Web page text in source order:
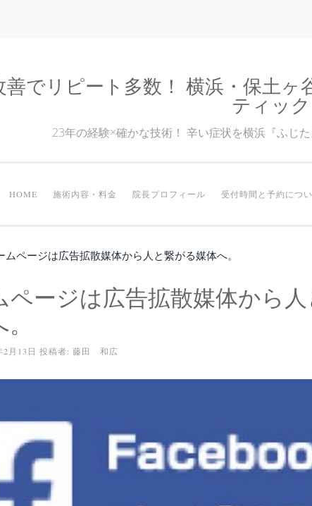
善でリピート多数！ 横浜・保土
ティック
23年の経験×確かな技術！ 辛い症状を横浜『ふじ
HOME 施術内容・料金 院長プロフィール 受付時間と予約につ
ムページは広告拡散媒体から人と繋がる媒体へ。
ページは広告拡散媒体から
2月13日 投稿者: 藤田 和広